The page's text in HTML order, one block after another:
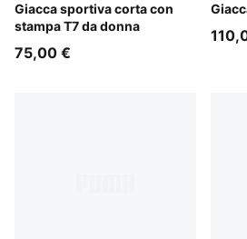
Giacca sportiva corta con
stampa T7 da donna
Chocolate Fondue
75,00 €